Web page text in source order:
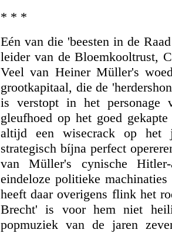
* * *
Eén van die 'beesten in de
leider van de Bloemkooltrust,
Veel van Heiner Müller's
grootkapitaal, die de
is verstopt in het
gleufhoed op het goed
altijd een wisecrack op het
strategisch bíjna perfect
van Müller's cynische
eindeloze politieke
heeft daar overigens flink het
Brecht' is voor hem niet
popmuziek van de jaren